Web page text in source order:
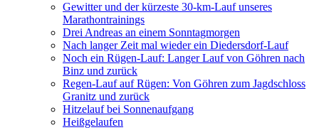
Gewitter und der kürzeste 30-km-Lauf unseres
Marathontrainings
Drei Andreas an einem Sonntagmorgen
Nach langer Zeit mal wieder ein Diedersdorf-Lauf
Noch ein Rügen-Lauf: Langer Lauf von Göhren nach
Binz und zurück
Regen-Lauf auf Rügen: Von Göhren zum Jagdschloss
Granitz und zurück
Hitzelauf bei Sonnenaufgang
Heißgelaufen